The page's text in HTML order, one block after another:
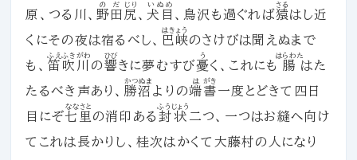
原、つる川、野田
のだ
尻
じり
、 犬目
いぬめ
、鳥沢も過ぐれば猿
さる
はし近
くにその夜は宿るべし、
巴峡
はきょう
のさけびは聞えぬまで
も、 笛吹川
ふえふきがわ
の響
ひび
きに夢むすび憂
う
く、これにも 腸
はらわた
はた
たるべき声あり、 勝沼
かつぬま
よりの端
は
書
がき
一度とどきて四日
目にぞ七里
ななさと
の消印ある 封状
ふうじょう
二つ、一つはお縫へ向け
てこれは長かりし、桂次はかくて大藤村の人になり